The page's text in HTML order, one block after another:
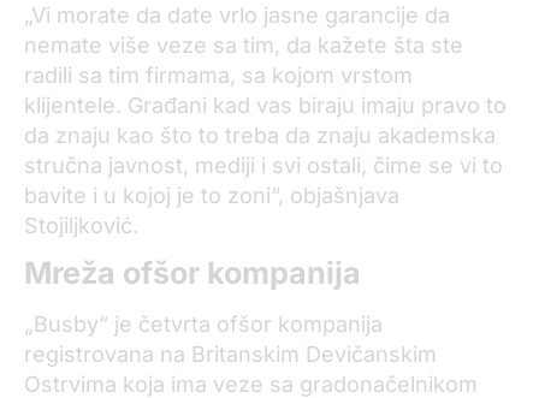
„Vi morate da date vrlo jasne garancije da
nemate više veze sa tim, da kažete šta ste
radili sa tim firmama, sa kojom vrstom
klijentele. Građani kad vas biraju imaju pravo to
da znaju kao što to treba da znaju akademska
stručna javnost, mediji i svi ostali, čime se vi to
bavite i u kojoj je to zoni“, objašnjava
Stojiljković.
Mreža ofšor kompanija
„Busby“ je četvrta ofšor kompanija
registrovana na Britanskim Devičanskim
Ostrvima koja ima veze sa gradonačelnikom